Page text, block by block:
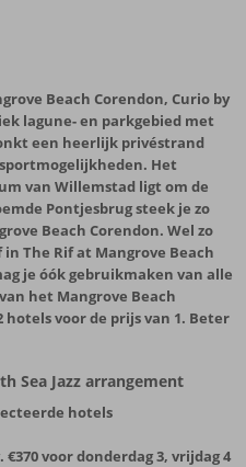
Beach Corendon, Curio by
lagune- en parkgebied met
een heerlijk privéstrand
Het
van Willemstad ligt om de
Pontjesbrug steek je zo
Beach Corendon. Wel zo
The Rif at Mangrove Beach
je óók gebruikmaken van alle
het Mangrove Beach
voor de prijs van 1. Beter
Sea Jazz arrangement
hotels
voor donderdag 3, vrijdag 4